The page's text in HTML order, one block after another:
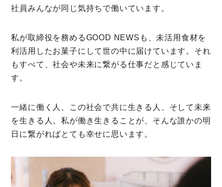
社員みんなが同じ気持ちで働いています。
私が取締役を務めるGOOD NEWSも、未活用食材を
利活用したお菓子にして世の中に届けています。それ
もすべて、社会や未来に繋がる仕事だと感じていま
す。
一緒に働く人、この社会で共に生きる人、そして未来
を生きる人。私が働き生きることが、そんな誰かの明
日に繋がればとても幸せに思います。